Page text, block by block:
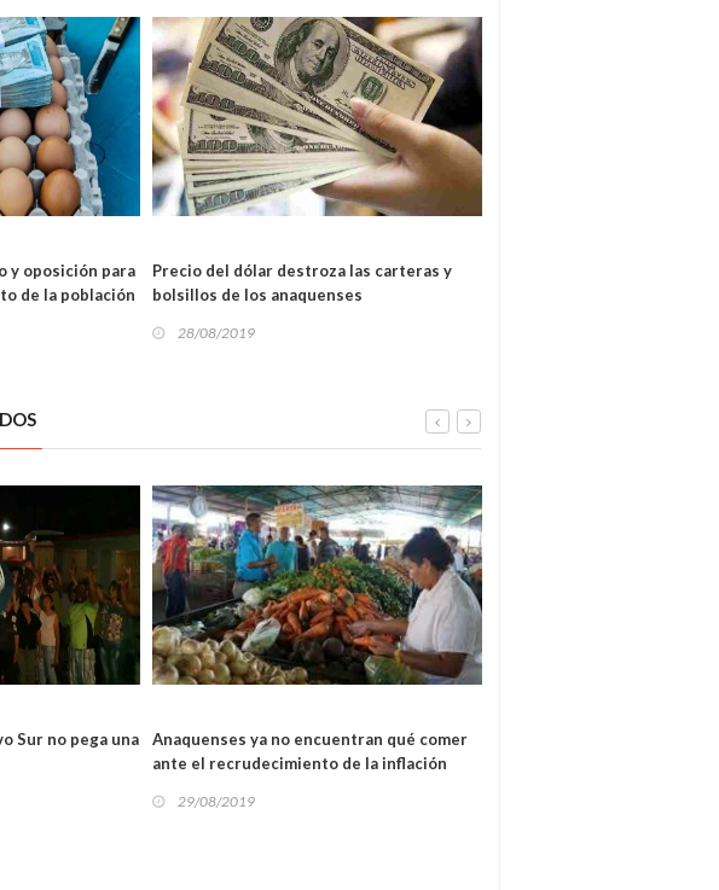
y oposición para
de la población
Precio del dólar destroza las carteras y
bolsillos de los anaquenses
28/08/2019
Sur no pega una
Anaquenses ya no encuentran qué comer
ante el recrudecimiento de la inflación
29/08/2019